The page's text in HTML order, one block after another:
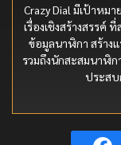
Crazy Dial มีเป้าหม
เรื่องเชิงสร้างสรรค์
ข้อมูลนาฬิกา สร้าง
รวมถึงนักสะสมนาฬิ
ประสบ